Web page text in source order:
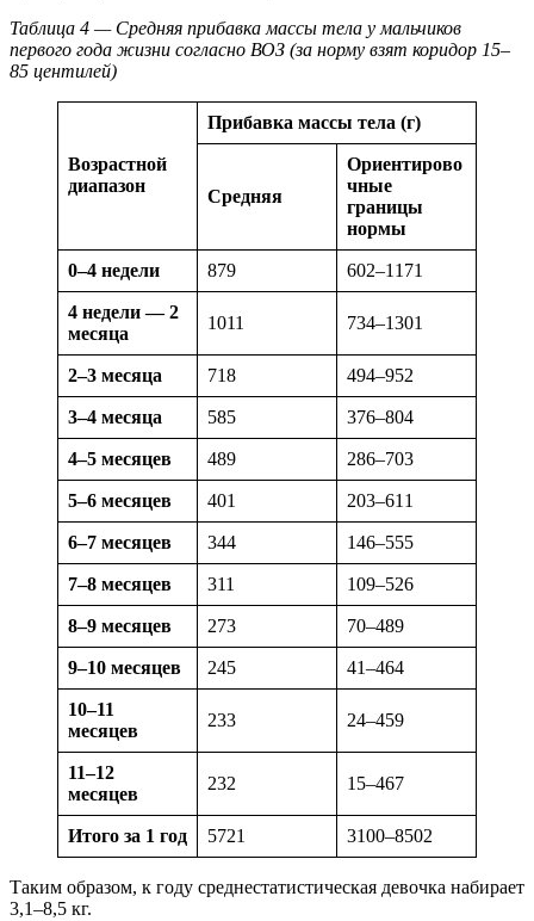
Таблица 4 — Средняя прибавка массы тела у мальчиков
первого года жизни согласно ВОЗ (за норму взят коридор 15–
85 центилей)
Возрастной
диапазон
Прибавка массы тела (г)
Средняя
Ориентирово
чные
границы
нормы
0–4 недели 879 602–1171
4 недели — 2
месяца
1011 734–1301
2–3 месяца 718 494–952
3–4 месяца 585 376–804
4–5 месяцев 489 286–703
5–6 месяцев 401 203–611
6–7 месяцев 344 146–555
7–8 месяцев 311 109–526
8–9 месяцев 273 70–489
9–10 месяцев 245 41–464
10–11
месяцев
233 24–459
11–12
месяцев
232 15–467
Итого за 1 год 5721 3100–8502
Таким образом, к году среднестатистическая девочка набирает
3,1–8,5 кг.